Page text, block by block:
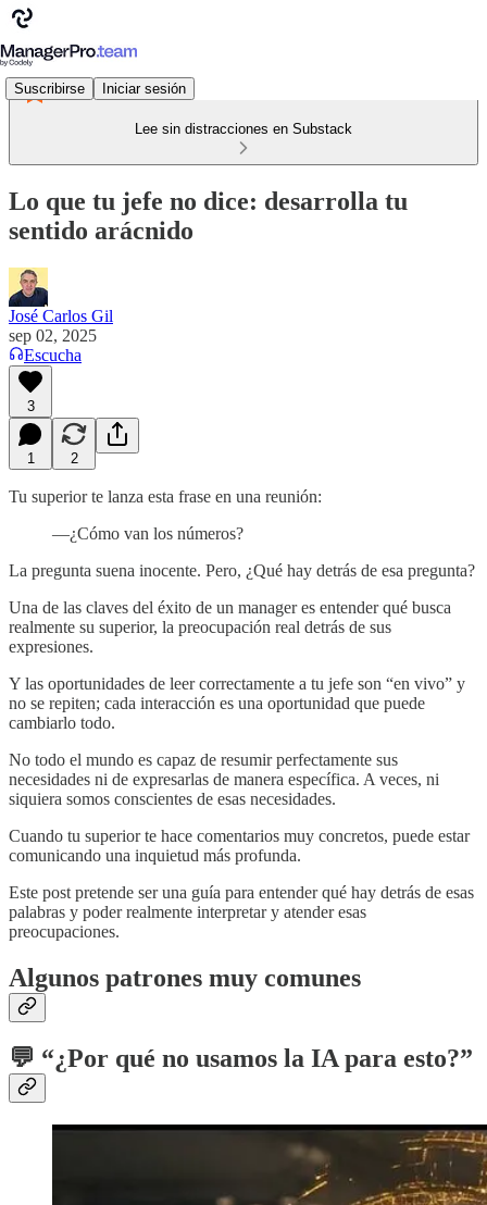
Suscribirse Iniciar sesión
Lee sin distracciones en Substack
Lo que tu jefe no dice: desarrolla tu
sentido arácnido
José Carlos Gil
sep 02, 2025
Escucha
3
1 2
Tu superior te lanza esta frase en una reunión:
—¿Cómo van los números?
La pregunta suena inocente. Pero, ¿Qué hay detrás de esa pregunta?
Una de las claves del éxito de un manager es entender qué busca
realmente su superior, la preocupación real detrás de sus
expresiones.
Y las oportunidades de leer correctamente a tu jefe son “en vivo” y
no se repiten; cada interacción es una oportunidad que puede
cambiarlo todo.
No todo el mundo es capaz de resumir perfectamente sus
necesidades ni de expresarlas de manera específica. A veces, ni
siquiera somos conscientes de esas necesidades.
Cuando tu superior te hace comentarios muy concretos, puede estar
comunicando una inquietud más profunda.
Este post pretende ser una guía para entender qué hay detrás de esas
palabras y poder realmente interpretar y atender esas
preocupaciones.
Algunos patrones muy comunes
💬 “¿Por qué no usamos la IA para esto?”